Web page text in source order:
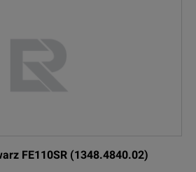
FE110SR (1348.4840.02)